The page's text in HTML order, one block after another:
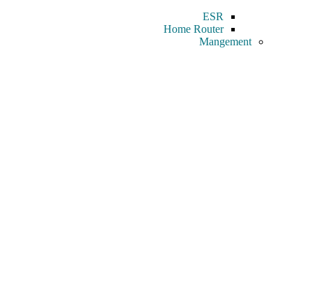
ESR
Home Router
Mangement